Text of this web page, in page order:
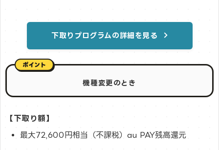
下取りプログラムの詳細を見る
機種変更のとき
【下取り額】
最大72,600円相当（不課税）au PAY残高還元